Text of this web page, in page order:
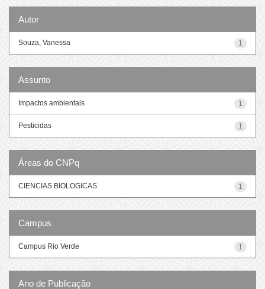
Autor
1
Souza, Vanessa
Assunto
1
Impactos ambientais
1
Pesticidas
Áreas do CNPq
1
CIENCIAS BIOLOGICAS
Campus
1
Campus Rio Verde
Ano de Publicação